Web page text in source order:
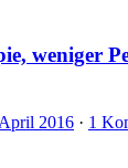
weniger
2016 · 1